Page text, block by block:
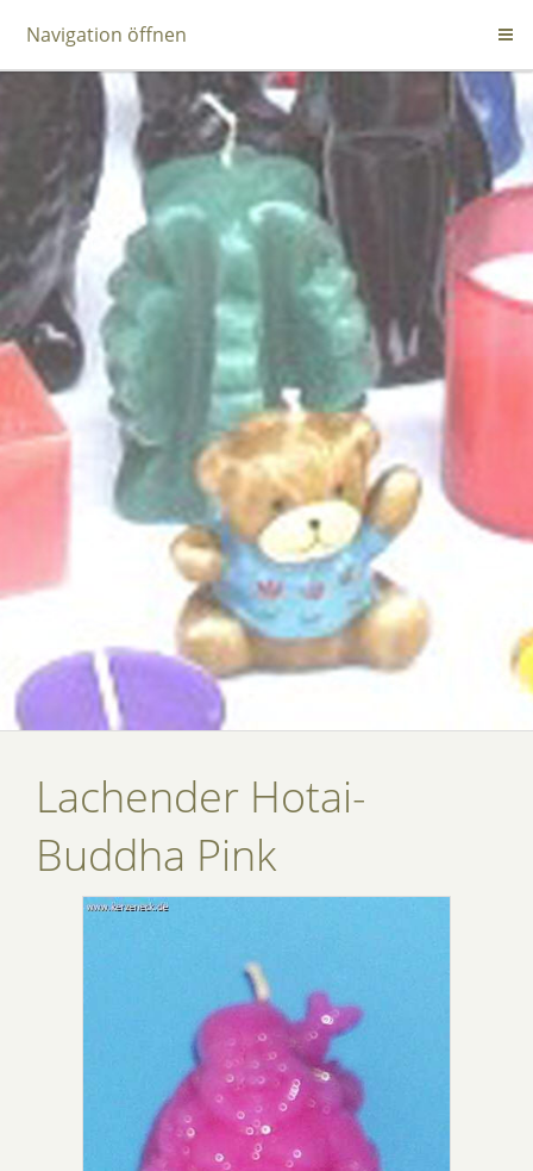
Navigation öffnen
Lachender Hotai-
Buddha Pink